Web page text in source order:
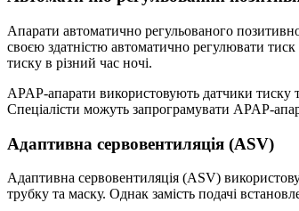
Апарати автоматично регульованого
своєю здатністю автоматично регулювати
тиску в різний час ночі.
APAP-апарати використовують датчики тиску
Спеціалісти можуть запрограмувати APAP-
Адаптивна сервовентиляція (ASV)
Адаптивна сервовентиляція (ASV)
трубку та маску. Однак замість подачі